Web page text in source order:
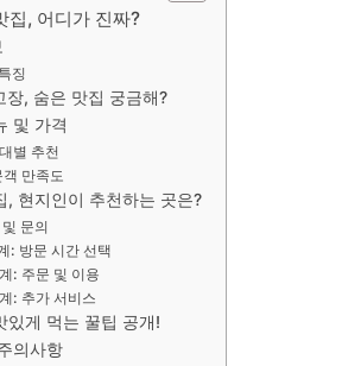
집, 어디가 진짜?
징
장, 숨은 맛집 궁금해?
및 가격
별 추천
객 만족도
, 현지인이 추천하는 곳은?
문의
: 방문 시간 선택
: 주문 및 이용
: 추가 서비스
있게 먹는 꿀팁 공개!
의사항